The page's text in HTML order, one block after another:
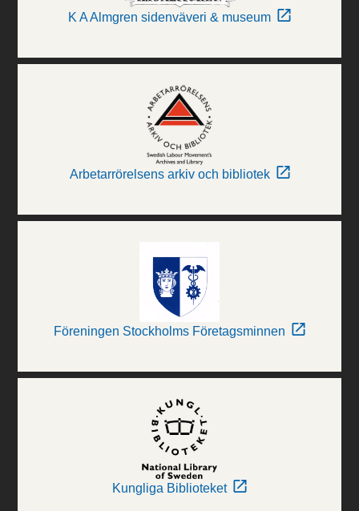
K A Almgren sidenväveri & museum
Arbetarrörelsens arkiv och bibliotek
Föreningen Stockholms Företagsminnen
Kungliga Biblioteket